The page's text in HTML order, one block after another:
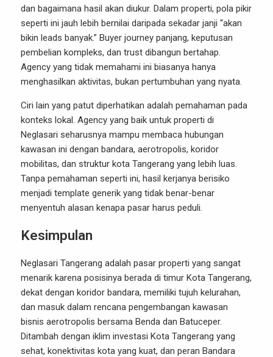
dan bagaimana hasil akan diukur. Dalam properti, pola pikir
seperti ini jauh lebih bernilai daripada sekadar janji “akan
bikin leads banyak.” Buyer journey panjang, keputusan
pembelian kompleks, dan trust dibangun bertahap.
Agency yang tidak memahami ini biasanya hanya
menghasilkan aktivitas, bukan pertumbuhan yang nyata.
Ciri lain yang patut diperhatikan adalah pemahaman pada
konteks lokal. Agency yang baik untuk properti di
Neglasari seharusnya mampu membaca hubungan
kawasan ini dengan bandara, aerotropolis, koridor
mobilitas, dan struktur kota Tangerang yang lebih luas.
Tanpa pemahaman seperti ini, hasil kerjanya berisiko
menjadi template generik yang tidak benar-benar
menyentuh alasan kenapa pasar harus peduli.
Kesimpulan
Neglasari Tangerang adalah pasar properti yang sangat
menarik karena posisinya berada di timur Kota Tangerang,
dekat dengan koridor bandara, memiliki tujuh kelurahan,
dan masuk dalam rencana pengembangan kawasan
bisnis aerotropolis bersama Benda dan Batuceper.
Ditambah dengan iklim investasi Kota Tangerang yang
sehat, konektivitas kota yang kuat, dan peran Bandara